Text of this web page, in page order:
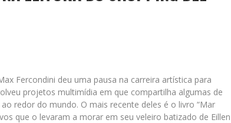
Fercondini deu uma pausa na carreira artística para
projetos multimídia em que compartilha algumas de
redor do mundo. O mais recente deles é o livro “Mar
que o levaram a morar em seu veleiro batizado de Eillen